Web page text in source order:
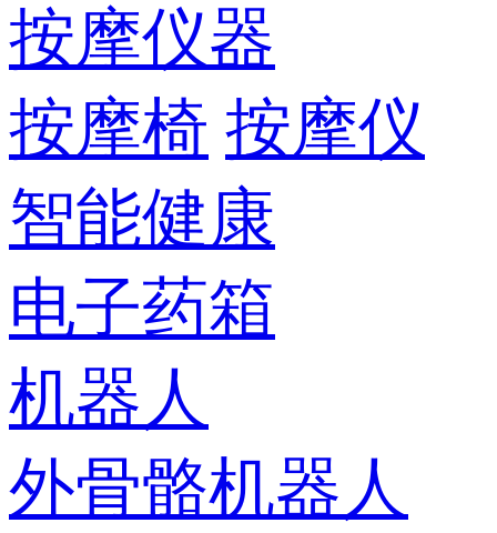
按摩仪器
按摩椅 按摩仪
智能健康
电子药箱
机器人
外骨骼机器人